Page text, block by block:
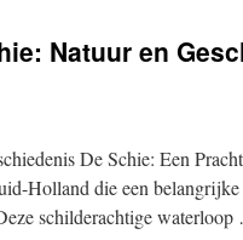
Natuur en
De Schie: Een
Holland die een
schilderachtige